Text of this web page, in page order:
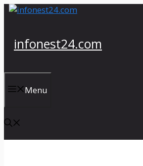
컨
기
infonest24.com
Menu